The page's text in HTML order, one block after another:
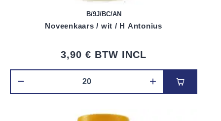
B/9J/BC/AN
Noveenkaars / wit / H Antonius
3,90 € BTW INCL
Voeg toe